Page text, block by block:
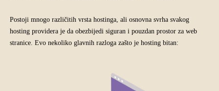
Postoji mnogo različitih vrsta hostinga, ali osnovna svrha svakog
hosting providera je da obezbijedi siguran i pouzdan prostor za web
stranice. Evo nekoliko glavnih razloga zašto je hosting bitan: